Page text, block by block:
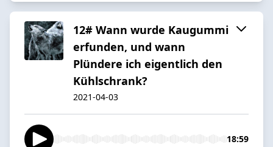
12# Wann wurde Kaugummi
erfunden, und wann
Plündere ich eigentlich den
Kühlschrank?
2021-04-03
18:59